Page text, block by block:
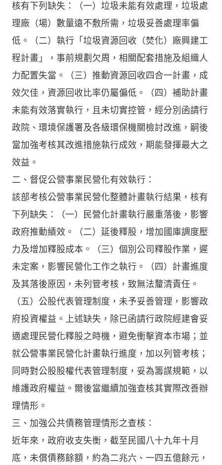
核有下列缺失：（一）垃圾未能有效處理，垃圾處
理廠（場）數量遠不敷所需，垃圾妥善處理率偏
低。（二）執行「垃圾資源回收（焚化）廠興建工
程計畫」，事前規劃欠周，相關配套措施及組織人
力配置失當。（三）推動資源回收四合一計畫，成
效欠佳，資源回收比率仍屬偏低。（四）補助計畫
未能有效落實執行，且未切實控管，經分別函請行
政院、環境保護署及各級環保機關檢討改進，嗣後
當加強考核其改進措施執行成效，期能發揮最大之
效益。
二、督促公營事業民營化有效執行：
該部考核公營事業民營化整體計畫執行結果，核有
下列缺失：（一）民營化計畫執行嚴重落後，影響
政府推動績效。（二）延後釋股，增加國庫調度壓
力及增加釋股成本。（三）個別公司釋股作業，遲
未定案，影響民營化工作之執行。（四）計畫進度
及其落後原因，未列管考核，致無法釐清責任。
（五）公股代表管理制度，未予妥善管理，影響政
府投資權益。上述缺失，除已函請行政院經建會妥
適處理民營化釋股之時機，避免衝擊資本市場；並
就公營事業民營化計畫執行進度，加以列管考核；
同時對公股股權代表管理制度，妥為籌謀規範，以
維護政府權益。爾後當繼續加強查核其實際改善辦
理情形。
三、加強公共債務管理情形之查核：
近年來，政府收支失衡，截至民國八十九年十月
底，未償債務餘額，約為二兆六、一四五億餘元，